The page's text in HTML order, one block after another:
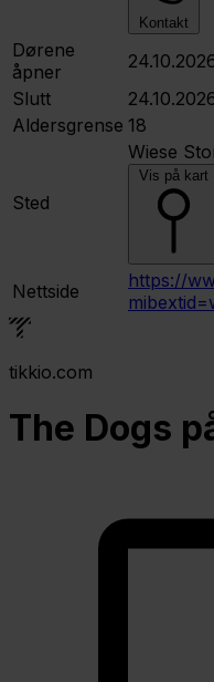
Kontakt
Dørene
åpner
Slutt
Aldersgrense 18
Sted
Wiese
Vis på kart
Nettside
https://
tikkio.com
The Dogs